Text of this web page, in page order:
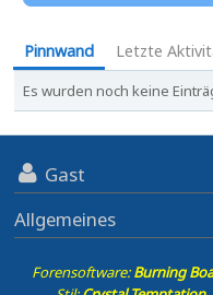
Pinnwand Letzte
Es wurden noch keine
Gast
Allgemeines
Forensoftware:Burning